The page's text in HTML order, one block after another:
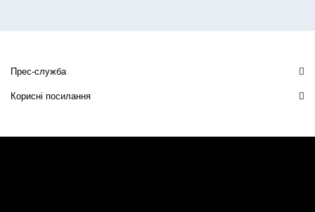
Прес-служба
Корисні посилання